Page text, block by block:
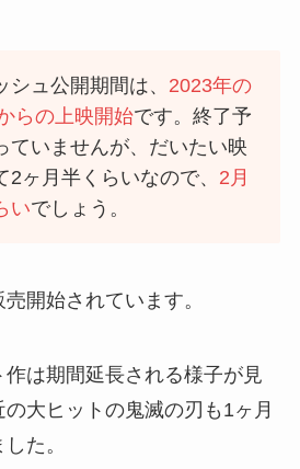
シュ公開期間は、 2023年の
らの上映開始です。終了予
ていませんが、だいたい映
2ヶ月半くらいなので、 2月
いでしょう。
開始されています。
は期間延長される様子が見
大ヒットの鬼滅の刃も1ヶ月
た。